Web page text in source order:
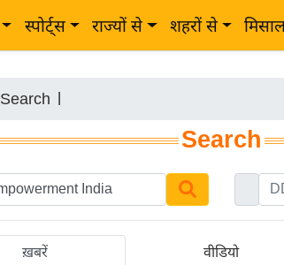
स्पोर्ट्स राज्यों से शहरों से
Search
Search
ख़बरें वीडियो